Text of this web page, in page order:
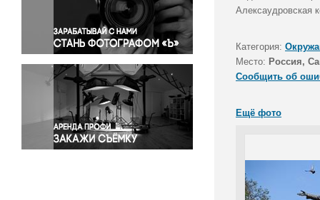
Правосудие
Происшествия и конфликты
Религия
Светская жизнь
Спорт
Экология
Экономика и бизнес
Алексаyдровская
Категория:
Место: Россия,
Сообщить об
Ещё фото